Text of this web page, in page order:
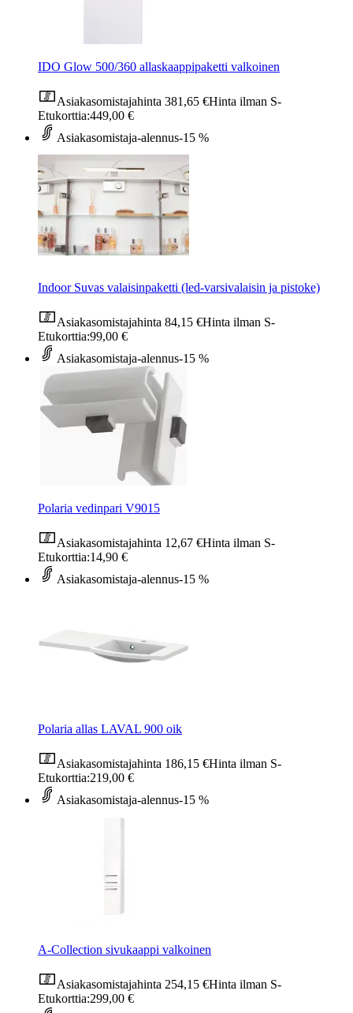
IDO Glow 500/360 allaskaappipaketti valkoinen
Asiakasomistajahinta 381,65 €Hinta ilman S-
Etukorttia:449,00 €
Asiakasomistaja-alennus-15 %
Indoor Suvas valaisinpaketti (led-varsivalaisin ja pistoke)
Asiakasomistajahinta 84,15 €Hinta ilman S-
Etukorttia:99,00 €
Asiakasomistaja-alennus-15 %
Polaria vedinpari V9015
Asiakasomistajahinta 12,67 €Hinta ilman S-
Etukorttia:14,90 €
Asiakasomistaja-alennus-15 %
Polaria allas LAVAL 900 oik
Asiakasomistajahinta 186,15 €Hinta ilman S-
Etukorttia:219,00 €
Asiakasomistaja-alennus-15 %
A-Collection sivukaappi valkoinen
Asiakasomistajahinta 254,15 €Hinta ilman S-
Etukorttia:299,00 €